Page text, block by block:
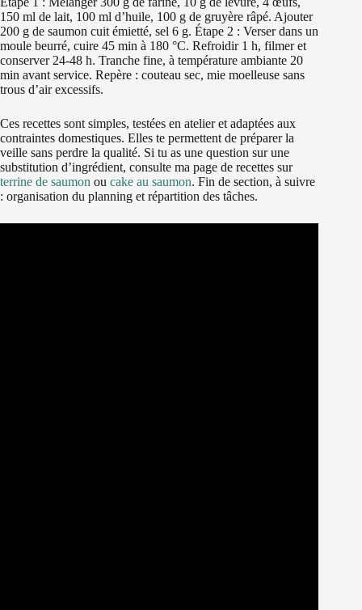
150 ml de lait, 100 ml d’huile, 100 g de gruyère râpé. Ajouter
200 g de saumon cuit émietté, sel 6 g. Étape 2 : Verser dans un
moule beurré, cuire 45 min à 180 °C. Refroidir 1 h, filmer et
conserver 24-48 h. Tranche fine, à température ambiante 20
min avant service. Repère : couteau sec, mie moelleuse sans
trous d’air excessifs.
Ces recettes sont simples, testées en atelier et adaptées aux
contraintes domestiques. Elles te permettent de préparer la
veille sans perdre la qualité. Si tu as une question sur une
substitution d’ingrédient, consulte ma page de recettes sur
terrine de saumon ou cake au saumon. Fin de section, à suivre
: organisation du planning et répartition des tâches.